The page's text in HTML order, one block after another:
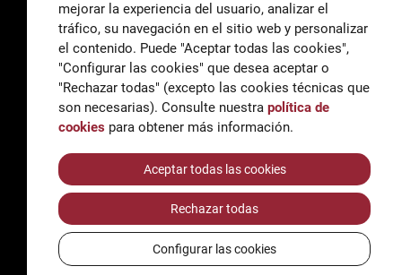
General
correu@escoladeltreball.org
Información
informacio@escoladeltreball.org
AccessibilidadAviso legal y Política de Privacidad
Política de cookies
Créditos
mejorar la experiencia del usuario, analizar el
tráfico, su navegación en el sitio web y personalizar
el contenido. Puede "Aceptar todas las cookies",
"Configurar las cookies" que desea aceptar o
"Rechazar todas" (excepto las cookies técnicas que
son necesarias). Consulte nuestra política de
cookies para obtener más información.
Aceptar todas las cookies
Rechazar todas
Configurar las cookies